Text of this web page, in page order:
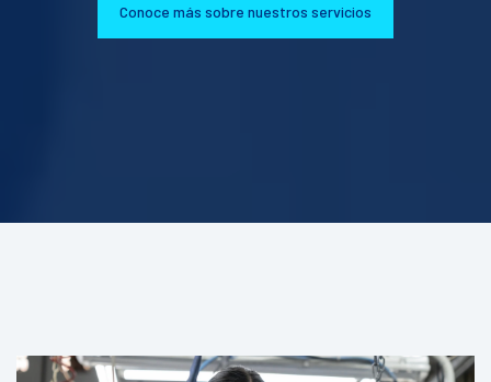
Conoce más sobre nuestros servicios